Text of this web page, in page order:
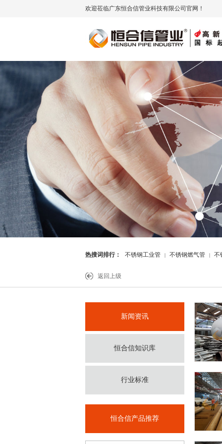
欢迎莅临广东恒合信管业科技有限公司官网！
热搜词排行： 不锈钢工业管 | 不锈钢燃气管 | 不
返回上级
新闻资讯
恒合信知识库
行业标准
恒合信产品推荐